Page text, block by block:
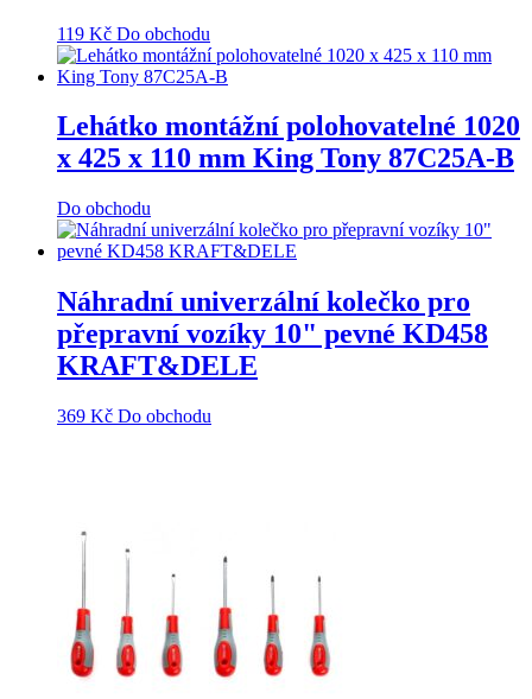
119 Kč Do obchodu
Lehátko montážní polohovatelné 1020
x 425 x 110 mm King Tony 87C25A-B
Do obchodu
Náhradní univerzální kolečko pro
přepravní vozíky 10" pevné KD458
KRAFT&DELE
369 Kč Do obchodu